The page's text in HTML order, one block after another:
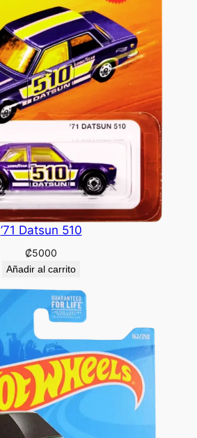
’71 Datsun 510
₡5000
Añadir al carrito